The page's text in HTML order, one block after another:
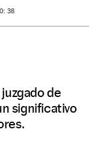
38
de
significativo